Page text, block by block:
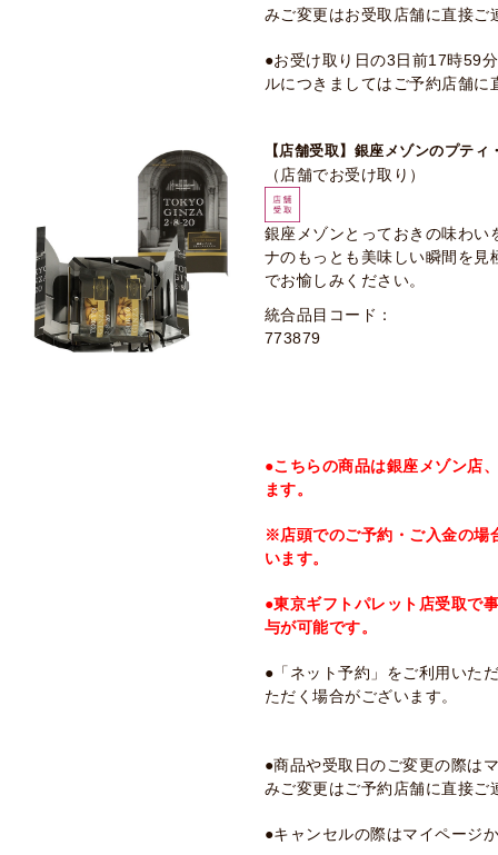
みご変更はお受取店舗に直接ご
●お受け取り日の3日前17時59
ルにつきましてはご予約店舗に
【店舗受取】銀座メゾンのプテ
（店舗でお受け取り）
銀座メゾンとっておきの味わ
ナのもっとも美味しい瞬間を
でお愉しみください。
統合品目コード：
773879
●こちらの商品は銀座メゾン店
ます。
※店頭でのご予約・ご入金の場
います。
●東京ギフトパレット店受取で
与が可能です。
●「ネット予約」をご利用いた
ただく場合がございます。
●商品や受取日のご変更の際は
みご変更はご予約店舗に直接ご
●キャンセルの際はマイページ